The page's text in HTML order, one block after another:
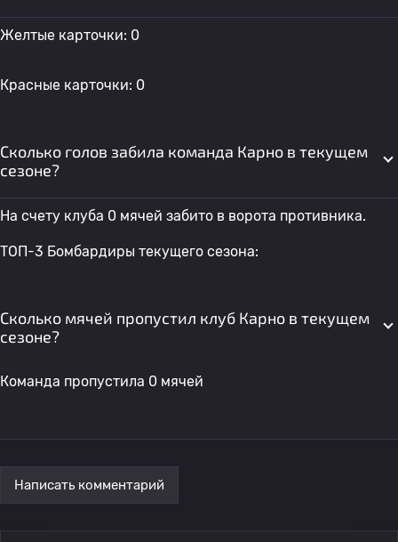
Желтые карточки: 0
Красные карточки: 0
Сколько голов забила команда Карно в текущем
сезоне?
На счету клуба 0 мячей забито в ворота противника.
ТОП-3 Бомбардиры текущего сезона:
Сколько мячей пропустил клуб Карно в текущем
сезоне?
Команда пропустила 0 мячей
Написать комментарий